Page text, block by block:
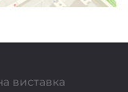
виставка